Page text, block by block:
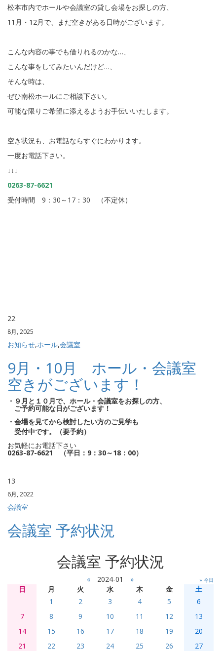
松本市内でホールや会議室の貸し会場をお探しの方、
11月・12月で、まだ空きがある日時がございます。
こんな内容の事でも借りれるのかな…、
こんな事をしてみたいんだけど…、
そんな時は、
ぜひ南松ホールにご相談下さい。
可能な限りご希望に添えるようお手伝いいたします。
空き状況も、お電話ならすぐにわかります。
一度お電話下さい。
↓↓↓
0263-87-6621
受付時間 9：30～17：30 （不定休）
22
8月, 2025
お知らせ,ホール,会議室
9月・10月 ホール・会議室
空きがございます！
・９月と１０月で、ホール・会議室をお探しの方、
ご予約可能な日がございます！
・会場を見てから検討したい方のご見学も
受付中です。（要予約）
お気軽にお電話下さい
0263-87-6621 （平日：9：30～18：00）
13
6月, 2022
会議室
会議室 予約状況
会議室 予約状況
« 2024-01 » » 今日
日 月 火 水 木 金
土
1
2 3 4 5
6
7
8 9 10 11 12
13
14
15 16 17 18 19
20
21
22 23 24 25 26
27